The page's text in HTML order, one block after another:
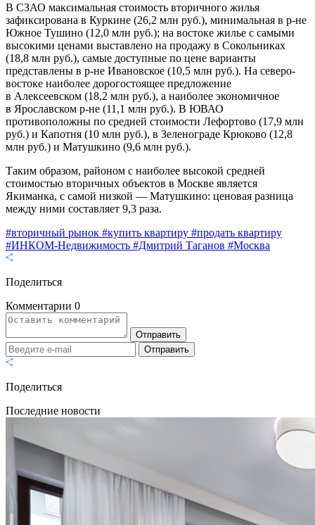
В СЗАО максимальная стоимость вторичного жилья
зафиксирована в Куркине (26,2 млн руб.), минимальная в р-не
Южное Тушино (12,0 млн руб.); на востоке жилье с самыми
высокими ценами выставлено на продажу в Сокольниках
(18,8 млн руб.), самые доступные по цене варианты
представлены в р-не Ивановское (10,5 млн руб.). На северо-
востоке наиболее дорогостоящее предложение
в Алексеевском (18,2 млн руб.), а наиболее экономичное
в Ярославском р-не (11,1 млн руб.). В ЮВАО
противоположны по средней стоимости Лефортово (17,9 млн
руб.) и Капотня (10 млн руб.), в Зеленограде Крюково (12,8
млн руб.) и Матушкино (9,6 млн руб.).
Таким образом, районом с наиболее высокой средней
стоимостью вторичных объектов в Москве является
Якиманка, с самой низкой — Матушкино: ценовая разница
между ними составляет 9,3 раза.
#вторичный рынок #купить квартиру #продать квартиру
#ИНКОМ-Недвижимость #Дмитрий Таганов #Москва
Поделиться
Комментарии 0
Отправить
Отправить
Поделиться
Последние новости